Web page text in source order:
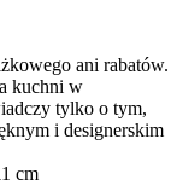
ani rabatów.
kuchni w
tylko o tym,
i designerskim
cm